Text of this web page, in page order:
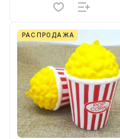
РАСПРОДАЖА